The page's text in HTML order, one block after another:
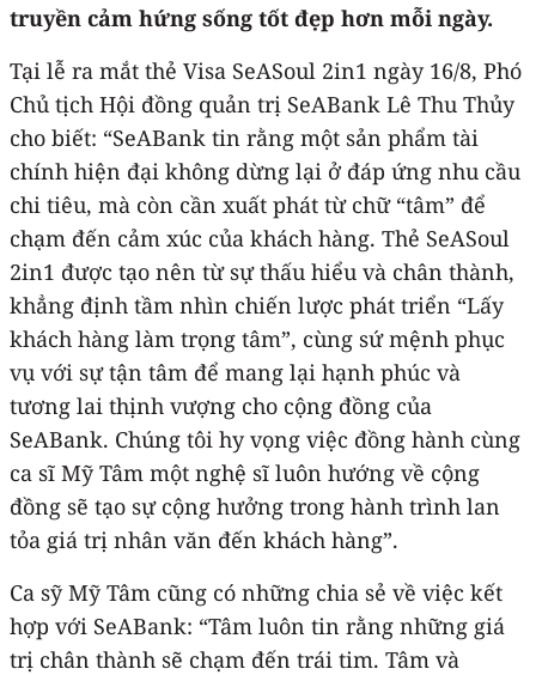
truyền cảm hứng sống tốt đẹp hơn mỗi ngày.
Tại lễ ra mắt thẻ Visa SeASoul 2in1 ngày 16/8, Phó
Chủ tịch Hội đồng quản trị SeABank Lê Thu Thủy
cho biết: “SeABank tin rằng một sản phẩm tài
chính hiện đại không dừng lại ở đáp ứng nhu cầu
chi tiêu, mà còn cần xuất phát từ chữ “tâm” để
chạm đến cảm xúc của khách hàng. Thẻ SeASoul
2in1 được tạo nên từ sự thấu hiểu và chân thành,
khẳng định tầm nhìn chiến lược phát triển “Lấy
khách hàng làm trọng tâm”, cùng sứ mệnh phục
vụ với sự tận tâm để mang lại hạnh phúc và
tương lai thịnh vượng cho cộng đồng của
SeABank. Chúng tôi hy vọng việc đồng hành cùng
ca sĩ Mỹ Tâm một nghệ sĩ luôn hướng về cộng
đồng sẽ tạo sự cộng hưởng trong hành trình lan
tỏa giá trị nhân văn đến khách hàng”.
Ca sỹ Mỹ Tâm cũng có những chia sẻ về việc kết
hợp với SeABank: “Tâm luôn tin rằng những giá
trị chân thành sẽ chạm đến trái tim. Tâm và